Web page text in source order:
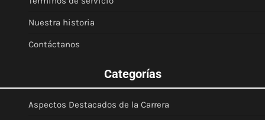
Nuestra historia
Contáctanos
Categorías
Aspectos Destacados de la Carrera